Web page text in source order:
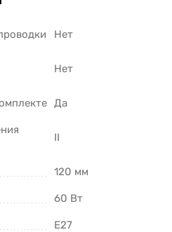
Нет
Нет
Да
II
120 мм
60 Вт
E27